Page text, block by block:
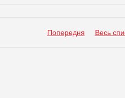
Попередня Весь